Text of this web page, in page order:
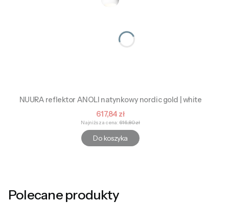
NUURA reflektor ANOLI natynkowy nordic gold | white
Cena promocyjna
617,84 zł
Najniższa cena: 616,80 zł
Do koszyka
Polecane produkty